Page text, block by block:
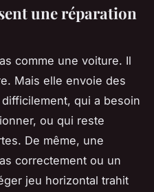
une réparation
comme une voiture. Il
Mais elle envoie des
qui a besoin
ou qui reste
De même, une
correctement ou un
jeu horizontal trahit